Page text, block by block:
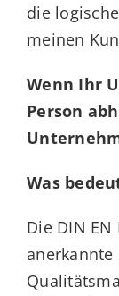
die
meinen
Wenn Ihr
Person
Was
Die DIN